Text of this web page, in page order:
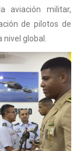
aviación militar,
de pilotos de
global.